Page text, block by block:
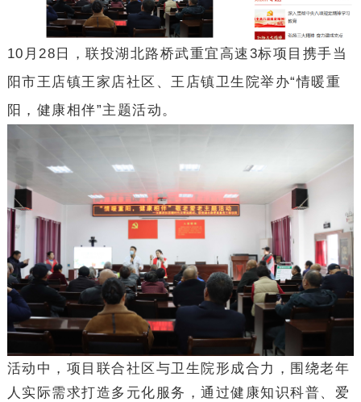
10月28日，联投湖北路桥武重宜高速3标项目携手当
阳市王店镇王家店社区、王店镇卫生院举办“情暖重
阳，健康相伴”主题活动。
活动中，项目联合社区与卫生院形成合力，围绕老年
人实际需求打造多元化服务，通过健康知识科普、爱